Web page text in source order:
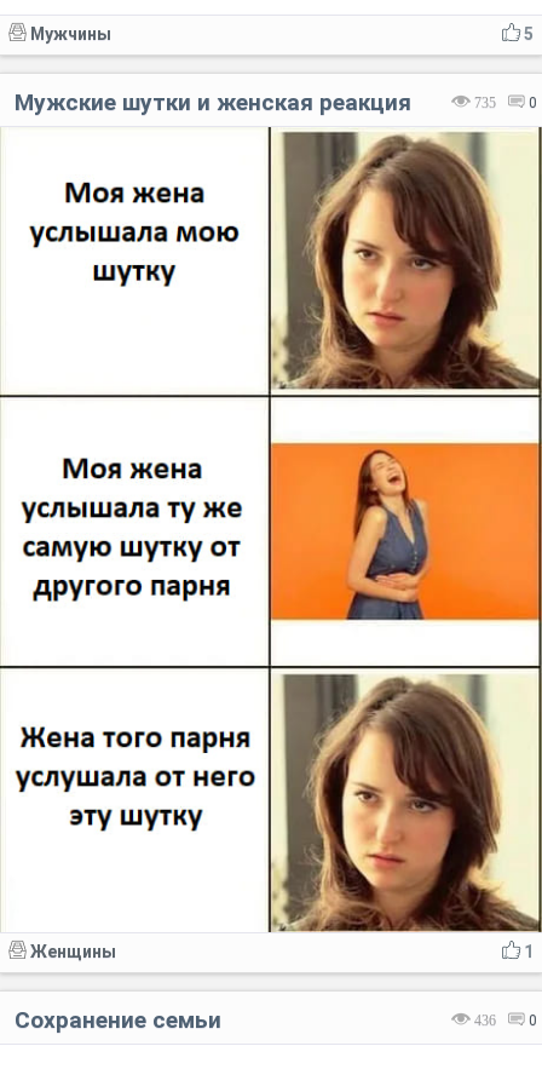
5
Мужчины
735 0
Мужские шутки и женская реакция
1
Женщины
436 0
Сохранение семьи